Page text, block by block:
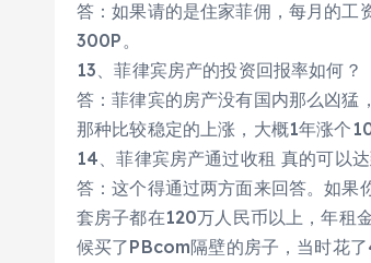
答：如果请的是住家菲佣，每月的
300P。
13、菲律宾房产的投资回报率如何？
答：菲律宾的房产没有国内那么凶
那种比较稳定的上涨，大概1年涨个
14、菲律宾房产通过收租 真的可以
答：这个得通过两方面来回答。如
套房子都在120万人民币以上，年租
候买了PBcom隔壁的房子，当时花